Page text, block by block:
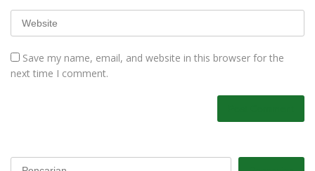
Save my name, email, and website in this browser for the
next time I comment.
Pencarian